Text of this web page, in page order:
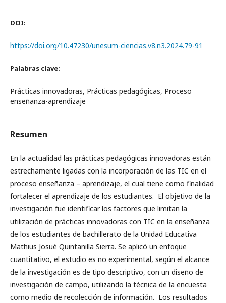
DOI:
https://doi.org/10.47230/unesum-ciencias.v8.n3.2024.79-91
Palabras clave:
Prácticas innovadoras, Prácticas pedagógicas, Proceso
enseñanza-aprendizaje
Resumen
En la actualidad las prácticas pedagógicas innovadoras están
estrechamente ligadas con la incorporación de las TIC en el
proceso enseñanza – aprendizaje, el cual tiene como finalidad
fortalecer el aprendizaje de los estudiantes. El objetivo de la
investigación fue identificar los factores que limitan la
utilización de prácticas innovadoras con TIC en la enseñanza
de los estudiantes de bachillerato de la Unidad Educativa
Mathius Josué Quintanilla Sierra. Se aplicó un enfoque
cuantitativo, el estudio es no experimental, según el alcance
de la investigación es de tipo descriptivo, con un diseño de
investigación de campo, utilizando la técnica de la encuesta
como medio de recolección de información. Los resultados